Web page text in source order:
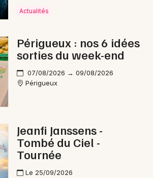
en Aquitaine
en Nouvelle-Aquitaine
sorties
Ménestérol
Ménestérol
Actualités
Périgueux : nos 6 idées
sorties du week-end
07/08/2026 → 09/08/2026
Périgueux
Jeanfi Janssens -
Tombé du Ciel -
Tournée
Le 25/09/2026